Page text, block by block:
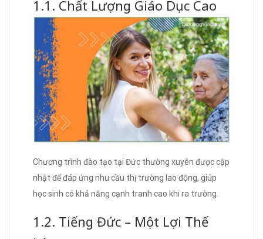
1.1. Chất Lượng Giáo Dục Cao
Chương trình đào tạo tại Đức thường xuyên được cập
nhật để đáp ứng nhu cầu thị trường lao động, giúp
học sinh có khả năng cạnh tranh cao khi ra trường.
1.2. Tiếng Đức – Một Lợi Thế